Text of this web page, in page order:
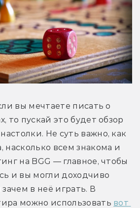
вы мечтаете писать о
то пускай это будет обзор
Не суть важно, как
насколько всем знакома и
на BGG — главное, чтобы
и вы могли доходчиво
в неё играть. В
можно использовать вот